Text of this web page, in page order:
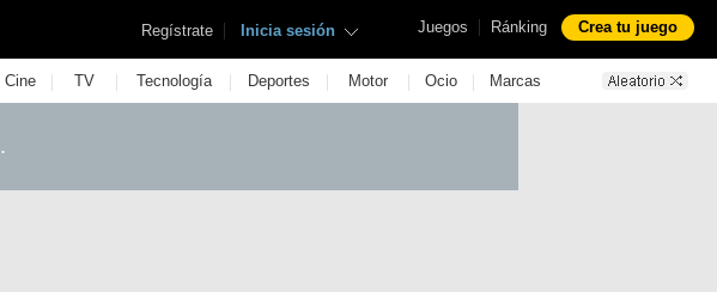
Juegos | Ránking Crea tu juego
Regístrate | Inicia sesión
Cine | TV | Tecnología | Deportes | Motor | Ocio | Marcas
.